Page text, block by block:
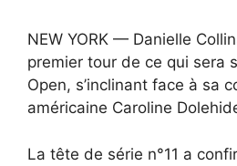
NEW YORK — Danielle
premier tour de ce qui sera
Open, s’inclinant face à sa
américaine Caroline
La tête de série n°11 a